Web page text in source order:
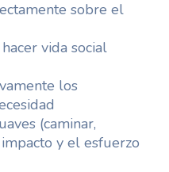
sobre el
vida social
los
(caminar,
y el esfuerzo